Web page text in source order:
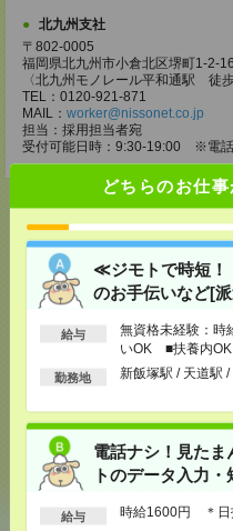
どちらのお仕
≪ジモトで時短！
のお手伝いなど[
給与
無資格未経験：
いOK ■扶養内OK
勤務地 新飯塚駅 / 天道駅
電話ナシ！見たま
トのデータ入力
給与 時給1600円 ＊日
北九州支社
〒802-0005
福岡県北九州市小倉北区堺町1-2-
〈北九州モノレール平和通駅 徒歩
TEL：0120-921-871
MAIL： worker@nissonet.co.jp
担当：採用担当者宛
受付可能日時：9:30-19:00 ※電
応
気
メールで送る
シェア